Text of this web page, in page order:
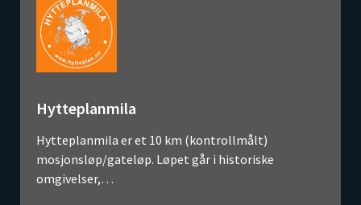
Hytteplanmila
Hytteplanmila er et 10 km (kontrollmålt)
mosjonsløp/gateløp. Løpet går i historiske
omgivelser,…